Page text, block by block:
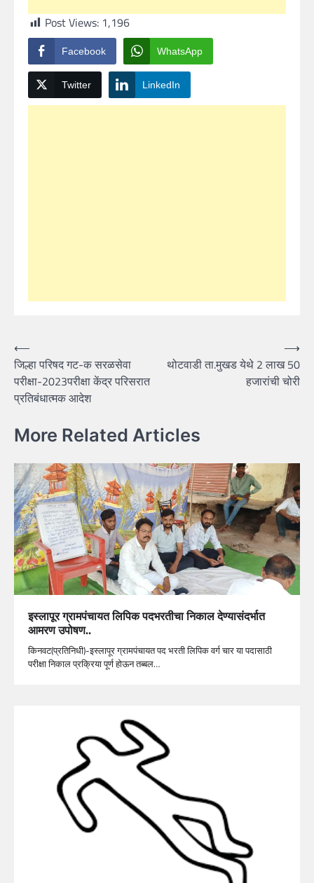
Post Views: 1,196
Facebook WhatsApp
Twitter LinkedIn
Post
navigation
⟵
जिल्हा परिषद गट-क सरळसेवा
परीक्षा-2023परीक्षा केंद्र परिसरात
प्रतिबंधात्मक आदेश
थोटवाडी ता.मुखड येथे 2 लाख 50
हजारांची चोरी
⟶
More Related Articles
इस्लापूर ग्रामपंचायत लिपिक पदभरतीचा निकाल देण्यासंदर्भात
आमरण उपोषण..
किनवट(प्रतिनिधी)-इस्लापूर ग्रामपंचायत पद भरती लिपिक वर्ग चार या पदासाठी
परीक्षा निकाल प्रक्रिया पूर्ण होऊन तब्बल…